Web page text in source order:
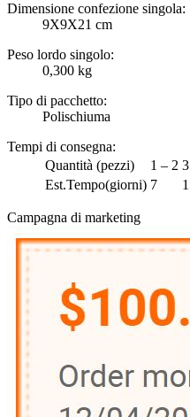
Dimensione confezione singola:
9X9X21 cm
Peso lordo singolo:
0,300 kg
Tipo di pacchetto:
Polischiuma
Tempi di consegna:
Quantità (pezzi)
1 – 2
Est.Tempo(giorni) 7
Campagna di marketing